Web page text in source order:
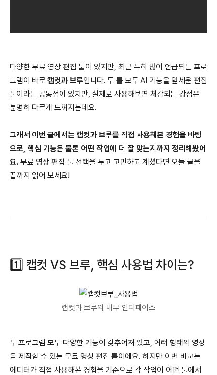
다양한 무료 영상 편집 툴이 있지만, 최근 특히 많이 언급되는 프로
그램이 바로 캡컷과 브루입니다. 두 툴 모두 AI 기능을 앞세운 편집
툴이라는 공통점이 있지만, 실제로 사용해보면 체감되는 강점은
분명히 다르게 느껴지는데요.
그래서 이번 글에서는 캡컷과 브루를 직접 사용해본 경험을 바탕
으로, 핵심 기능은 물론 어떤 작업에 더 잘 맞는지까지 정리해봤어
요. 무료 영상 편집 툴 선택을 두고 고민하고 계셨다면 오늘 글을
끝까지 읽어 보세요!
1️⃣ 캡컷 VS 브루, 핵심 사용법 차이는?
캡컷과 브루의 내부 인터페이스
두 프로그램 모두 다양한 기능이 갖추어져 있고, 여러 형태의 영상
을 제작할 수 있는 무료 영상 편집 툴이에요. 하지만 이번 비교는
에디터가 직접 사용해본 경험을 기준으로 각 작업이 어떤 툴에서